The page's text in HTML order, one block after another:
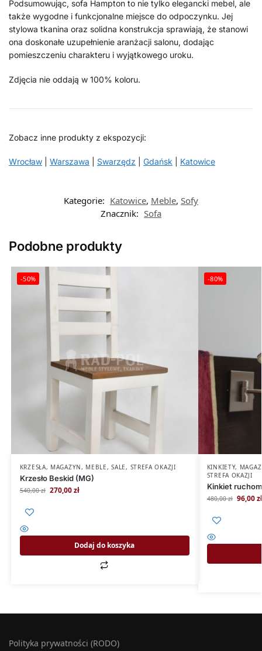
Podsumowując, sofa Hampton to nie tylko elegancki mebel, ale
także wygodne i funkcjonalne miejsce do odpoczynku. Jej
stylowa tkanina oraz solidna konstrukcja sprawiają, że stanowi
ona doskonałe uzupełnienie aranżacji salonu, dodając
pomieszczeniu charakteru i wyjątkowego uroku.
Zdjęcia nie oddają w 100% koloru.
Zobacz inne produkty z ekspozycji:
Wrocław Warszawa Swarzędz Gdańsk Katowice
Kategorie: Katowice, Meble, Sofy
Znacznik: Sofa
Podobne produkty
-50%
KRZESŁA, MAGAZYN, MEBLE,SALE, STREFA OKAZJI
Krzesło Beskid (MG)
540,00zł 270,00zł
Dodaj do koszyka
-80%
KINKIETY,
STREFA OKAZJI
Kinkiet
480,00zł 96,00zł
Polityka prywatności (RODO)